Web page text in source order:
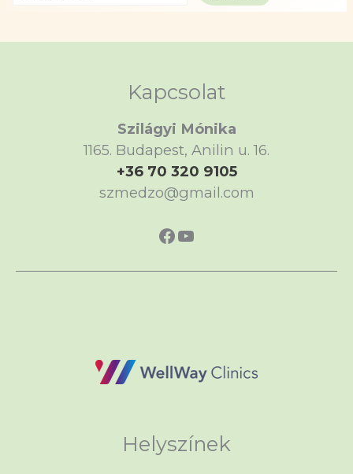
Kapcsolat
Szilágyi Mónika
1165. Budapest, Anilin u. 16.
+36 70 320 9105
szmedzo@gmail.com
https://
https://
Helyszínek